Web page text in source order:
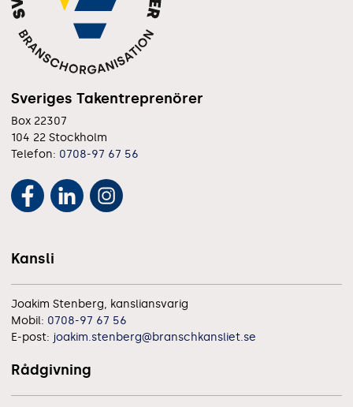
Sveriges Takentreprenörer
Box 22307
104 22 Stockholm
Telefon: 0708-97 67 56
Kansli
Joakim Stenberg, kansliansvarig
Mobil: 0708-97 67 56
E-post: joakim.stenberg@branschkansliet.se
Rådgivning